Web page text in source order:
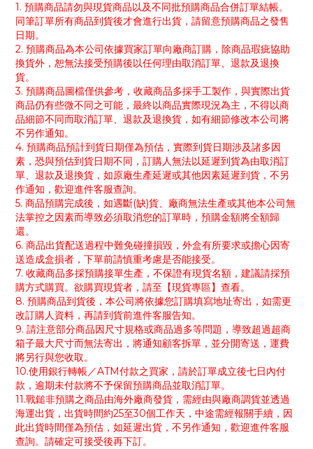
1. 預購商品請勿與現貨商品以及不同批預購商品合併訂單結帳。
同筆訂單所有商品到貨後才會進行出貨，請留意預購商品之發售
日期。
2. 預購商品為本公司依據買家訂單向廠商訂購，除商品瑕疵協助
換貨外，恕無法接受預購後以任何理由取消訂單、退款及退換
貨。
3. 預購商品圖檔僅供參考，收藏商品多採手工製作，與實際出貨
商品仍有些微不同之可能，最終以商品實際現況為主，不得以商
品細節不同而取消訂單、退款及退換貨，如有細節修改本公司將
不另作通知。
4. 預購商品預計到貨日期僅為預估，實際到貨日期涉及諸多因
素，恐與預估到貨日期不同，訂購人無法以延遲到貨為由取消訂
單、退款及退換貨，如原廠生產延遲或其他因素延遲到貨，不另
作通知，歡迎進件客服查詢。
5. 商品預購完成後，如遇斷(缺)貨、廠商無法生產或其他本公司無
法掌控之因素而導致必須取消您的訂單時，預購金額將全額歸
還。
6. 商品出貨配送過程中難免碰撞損毀，外盒有所要求或擔心因寄
送造成盒損者，下單前請慎重考慮是否能接受。
7. 收藏商品多採預購接單生產，不保證有現貨名額，建議請採預
購方式購買。欲購買現貨者，請至【現貨專區】查看。
8. 預購商品到貨後，本公司將依據您訂購填寫地址寄出，如需更
改訂購人資料，再請到貨前進件客服告知。
9. 請注意部分商品因尺寸規格或商品過多等問題，導致超過超商
箱子最大尺寸而無法寄出，將通知顧客拆單，並分開寄送，運費
將另行與您收取。
10.使用銀行轉帳／ATM付款之買家，請於訂單成立後七日內付
款，逾期未付款將不予保留預購商品並取消訂單。
11.戰鎚非預購之商品由海外廠商發貨，需經由與廠商調貨並透過
海運出貨，出貨時間約25至30個工作天，中途需經報關手續，因
此出貨時間僅為預估，如延遲出貨，不另作通知，歡迎進件客服
查詢。請確定可接受後再下訂。